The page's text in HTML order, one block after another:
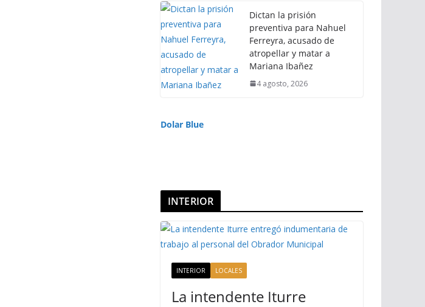
Dictan la prisión
preventiva para Nahuel
Ferreyra, acusado de
atropellar y matar a
Mariana Ibañez
4 agosto, 2026
Dolar Blue
INTERIOR
INTERIOR LOCALES
La intendente Iturre